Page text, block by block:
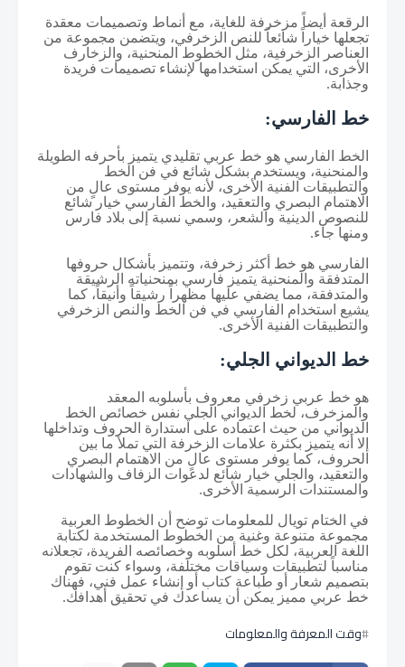
الرقعة أيضاً مزخرفة للغاية، مع أنماط وتصميمات معقدة
تجعلها خياراً شائعاً للنص الزخرفي، ويتضمن مجموعة من
العناصر الزخرفية، مثل الخطوط المنحنية، والزخارف
الأخرى، التي يمكن استخدامها لإنشاء تصميمات فريدة
وجذابة.
خط الفارسي:
الخط الفارسي هو خط عربي تقليدي يتميز بأحرفه الطويلة
والمنحنية، ويستخدم بشكل شائع في فن الخط
والتطبيقات الفنية الأخرى، لأنه يوفر مستوى عالٍ من
الاهتمام البصري والتعقيد، والخط الفارسي خيار شائع
للنصوص الدينية والشعر، وسمي نسبة إلى بلاد فارس
ومنها جاء.
الفارسي هو خط أكثر زخرفة، وتتميز بأشكال حروفها
المتدفقة والمنحنية يتميز فارسي بمنحنياته الرشيقة
والمتدفقة، مما يضفي عليها مظهراً رشيقاً وأنيقاً، كما
يشيع استخدام الفارسي في فن الخط والنص الزخرفي
والتطبيقات الفنية الأخرى.
خط الديواني الجلي:
هو خط عربي زخرفي معروف بأسلوبه المعقد
والمزخرف، لخط الديواني الجلي نفس خصائص الخط
الديواني من حيث اعتماده على استدارة الحروف وتداخلها
إلا أنه يتميز بكثرة علامات الزخرفة التي تملأ ما بين
الحروف، كما يوفر مستوى عالٍ من الاهتمام البصري
والتعقيد، والجلي خيار شائع لدعوات الزفاف والشهادات
والمستندات الرسمية الأخرى.
في الختام تويال للمعلومات توضح أن الخطوط العربية
مجموعة متنوعة وغنية من الخطوط المستخدمة لكتابة
اللغة العربية، لكل خط أسلوبه وخصائصه الفريدة، تجعلانه
مناسباً لتطبيقات وسياقات مختلفة، وسواء كنت تقوم
بتصميم شعار أو طباعة كتاب أو إنشاء عمل فني، فهناك
خط عربي مميز يمكن أن يساعدك في تحقيق أهدافك.
وقت المعرفة والمعلومات